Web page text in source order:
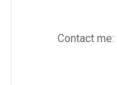
Contact me: